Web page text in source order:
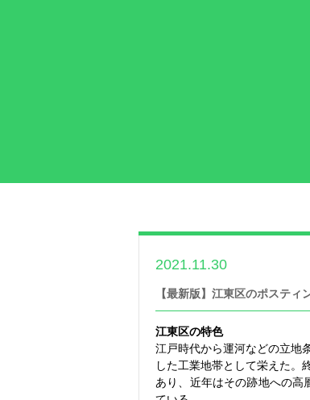
2021.11.30
【最新版】江東区のポスティ
江東区の特色
江戸時代から運河などの立地
した工業地帯として栄えた。
あり、近年はその跡地への高